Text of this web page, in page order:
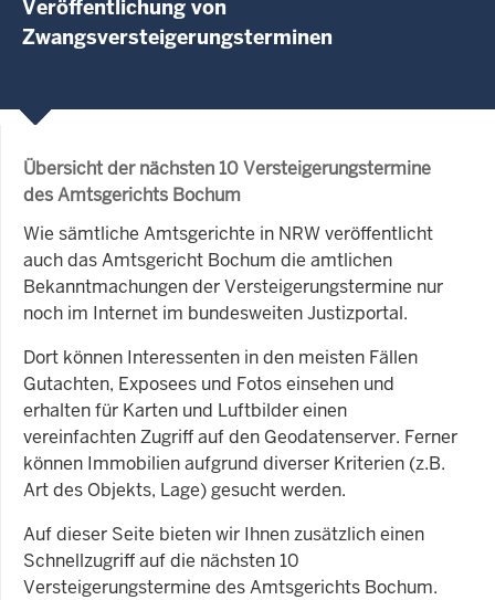
Veröffentlichung von
Zwangsversteigerungsterminen
Übersicht der nächsten 10 Versteigerungstermine
des Amtsgerichts Bochum
Wie sämtliche Amtsgerichte in NRW veröffentlicht
auch das Amtsgericht Bochum die amtlichen
Bekanntmachungen der Versteigerungstermine nur
noch im Internet im bundesweiten Justizportal.
Dort können Interessenten in den meisten Fällen
Gutachten, Exposees und Fotos einsehen und
erhalten für Karten und Luftbilder einen
vereinfachten Zugriff auf den Geodatenserver. Ferner
können Immobilien aufgrund diverser Kriterien (z.B.
Art des Objekts, Lage) gesucht werden.
Auf dieser Seite bieten wir Ihnen zusätzlich einen
Schnellzugriff auf die nächsten 10
Versteigerungstermine des Amtsgerichts Bochum.